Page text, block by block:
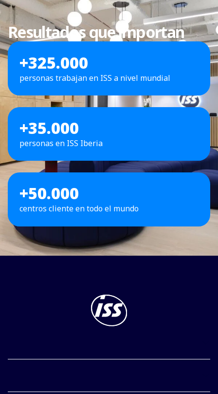
Resultados que importan
+325.000
personas trabajan en ISS a nivel mundial
+35.000
personas en ISS Iberia
+50.000
centros cliente en todo el mundo